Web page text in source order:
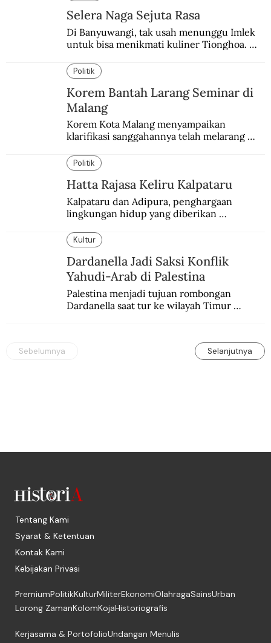
Selera Naga Sejuta Rasa
Di Banyuwangi, tak usah menunggu Imlek
untuk bisa menikmati kuliner Tionghoa.
pekan.
Politik
Korem Bantah Larang Seminar di
Malang
Korem Kota Malang menyampaikan
klarifikasi sanggahannya telah melarang
Malang.
Politik
Hatta Rajasa Keliru Kalpataru
Kalpataru dan Adipura, penghargaan
lingkungan hidup yang diberikan
yang berbeda.
Kultur
Dardanella Jadi Saksi Konflik
Yahudi-Arab di Palestina
Palestina menjadi tujuan rombongan
Dardanella saat tur ke wilayah Timur
Sebelumnya Selanjutnya
Tentang Kami
Syarat & Ketentuan
Kontak Kami
Kebijakan Privasi
PremiumPolitikKulturMiliterEkonomiOlahragaSainsUrban
Lorong ZamanKolomKojaHistoriografis
Kerjasama & PortofolioUndangan Menulis